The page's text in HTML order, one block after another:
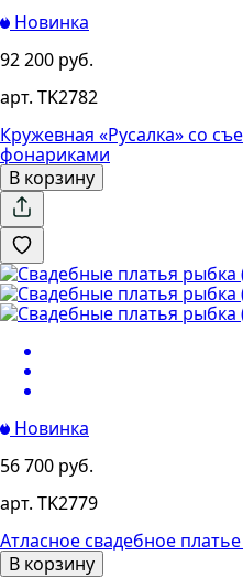
Новинка
92 200 руб.
арт. TK2782
Кружевная «Русалка» со
фонариками
В корзину
Новинка
56 700 руб.
арт. TK2779
Атласное свадебное
В корзину